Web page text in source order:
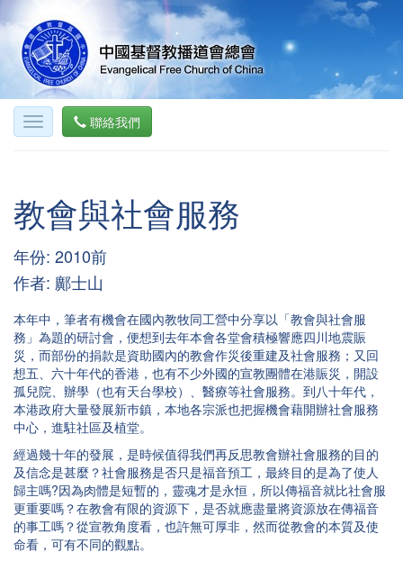
聯絡我們
教會與社會服務
年份: 2010前
作者: 鄺士山
本年中，筆者有機會在國內教牧同工營中分享以「教會與社會服
務」為題的研討會，便想到去年本會各堂會積極響應四川地震賑
災，而部份的捐款是資助國內的教會作災後重建及社會服務；又回
想五、六十年代的香港，也有不少外國的宣教團體在港賑災，開設
孤兒院、辦學（也有天台學校）、醫療等社會服務。到八十年代，
本港政府大量發展新巿鎮，本地各宗派也把握機會藉開辦社會服務
中心，進駐社區及植堂。
經過幾十年的發展，是時候值得我們再反思教會辦社會服務的目的
及信念是甚麼？社會服務是否只是福音預工，最終目的是為了使人
歸主嗎?因為肉體是短暫的，靈魂才是永恒，所以傳福音就比社會服
更重要嗎？在教會有限的資源下，是否就應盡量將資源放在傳福音
的事工嗎？從宣教角度看，也許無可厚非，然而從教會的本質及使
命看，可有不同的觀點。